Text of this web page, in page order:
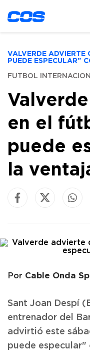
VALVERDE ADVIERTE
PUEDE ESPECULAR"
FUTBOL
en el
puede
la
Por Cable Onda
Sant Joan Despí
entrenador del
advirtió este
puede especular"